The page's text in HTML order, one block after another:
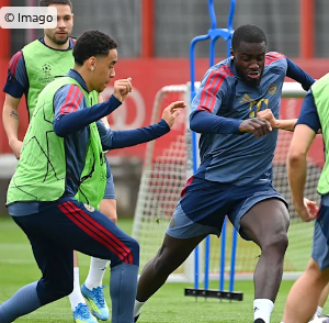
© Imago